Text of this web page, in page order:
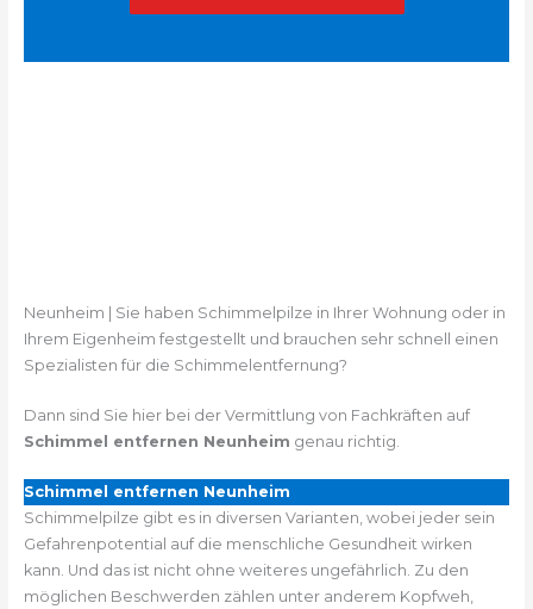
Neunheim | Sie haben Schimmelpilze in Ihrer Wohnung oder in
Ihrem Eigenheim festgestellt und brauchen sehr schnell einen
Spezialisten für die Schimmelentfernung?
Dann sind Sie hier bei der Vermittlung von Fachkräften auf
Schimmel entfernen Neunheim genau richtig.
Schimmel entfernen Neunheim
Schimmelpilze gibt es in diversen Varianten, wobei jeder sein
Gefahrenpotential auf die menschliche Gesundheit wirken
kann. Und das ist nicht ohne weiteres ungefährlich. Zu den
möglichen Beschwerden zählen unter anderem Kopfweh,